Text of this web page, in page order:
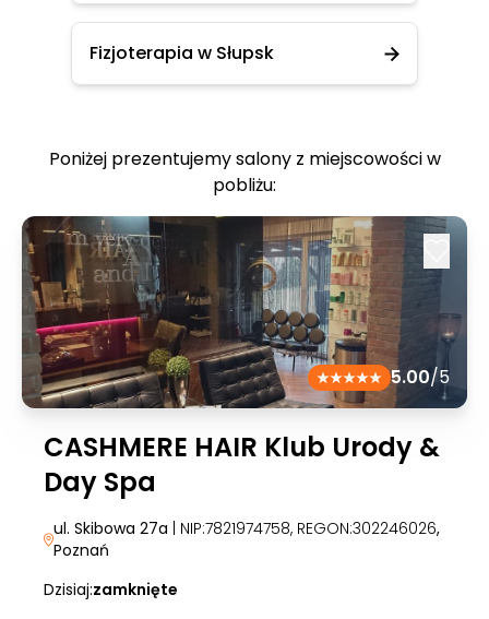
Fizjoterapia w Słupsk
Poniżej prezentujemy salony z miejscowości w
pobliżu:
5.00/5
CASHMERE HAIR Klub Urody &
Day Spa
ul. Skibowa 27a | NIP:7821974758, REGON:302246026,
Poznań
Dzisiaj:zamknięte